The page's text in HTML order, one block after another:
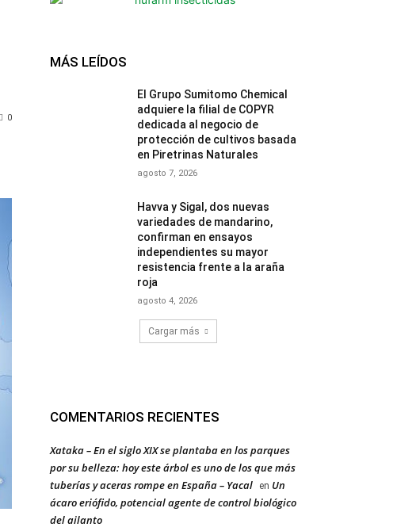
0
MÁS LEÍDOS
El Grupo Sumitomo Chemical
adquiere la filial de COPYR
dedicada al negocio de
protección de cultivos basada
en Piretrinas Naturales
agosto 7, 2026
Havva y Sigal, dos nuevas
variedades de mandarino,
confirman en ensayos
independientes su mayor
resistencia frente a la araña
roja
agosto 4, 2026
Cargar más
COMENTARIOS RECIENTES
Xataka – En el siglo XIX se plantaba en los parques
por su belleza: hoy este árbol es uno de los que más
tuberías y aceras rompe en España – Yacal
en Un
ácaro eriófido, potencial agente de control biológico
del ailanto